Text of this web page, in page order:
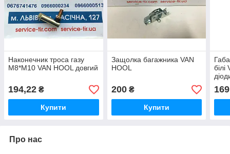
Наконечник троса газу
M8*M10 VAN HOOL довгий
194,22 ₴
Купити
Защолка багажника VAN
HOOL
200₴
Купити
169
Про нас